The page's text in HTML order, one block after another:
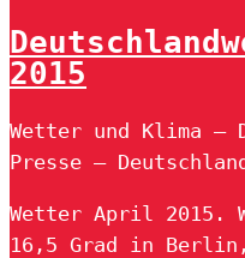
2015
Wetter und Klima –
Presse –
Wetter April 2015.
16,5 Grad in Berlin,